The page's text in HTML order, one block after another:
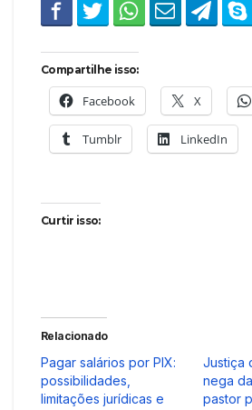
Compartilhe isso:
Facebook X
Tumblr LinkedIn
Curtir isso:
Relacionado
Pagar salários por PIX:
possibilidades,
limitações jurídicas e
Justiça
nega
pastor